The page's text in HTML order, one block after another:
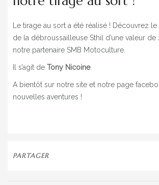
CONTACT
PANIER
Le tirage au sort a été réalisé ! Découvrez
de la débroussailleuse Sthil d’une valeur
notre partenaire SMB Motoculture.
Il s’agit de Tony Nicoine.
A bientôt sur notre site et notre page
nouvelles aventures !
PARTAGER